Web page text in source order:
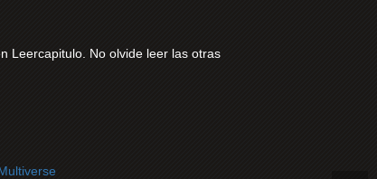
Leercapitulo. No olvide leer las otras